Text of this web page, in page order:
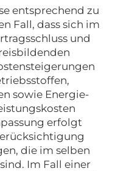
entsprechend zu
Fall, dass sich im
und
sowie Energie-
erfolgt
die im selben
Im Fall einer